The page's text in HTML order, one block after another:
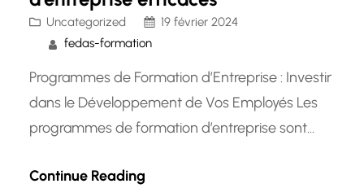
Uncategorized
19 février 2024
fedas-formation
Programmes de Formation d’Entreprise : Investir
dans le Développement de Vos Employés Les
programmes de formation d’entreprise sont
organisations qui souhaitent rester compétitives
Continue Reading